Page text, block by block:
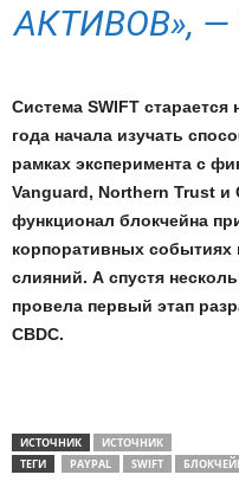
АКТИВОВ», —
Система SWIFT
года начала изучать
рамках эксперимента с
Vanguard, Northern Trust
функционал блокчейна
корпоративных
слияний. А спустя
провела первый этап
CBDC.
ИСТОЧНИК
ИСТОЧНИК
ТЕГИ
PAYPAL SWIFT